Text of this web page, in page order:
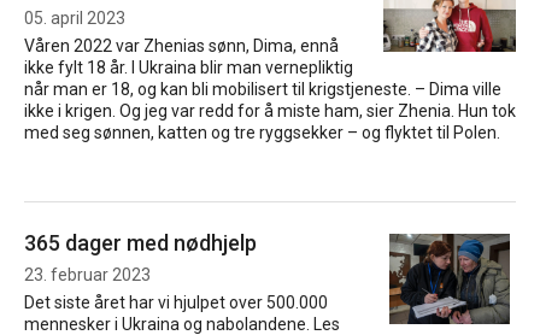
05. april 2023
Våren 2022 var Zhenias sønn, Dima, ennå
ikke fylt 18 år. I Ukraina blir man vernepliktig
når man er 18, og kan bli mobilisert til krigstjeneste. – Dima ville
ikke i krigen. Og jeg var redd for å miste ham, sier Zhenia. Hun tok
med seg sønnen, katten og tre ryggsekker – og flyktet til Polen.
365 dager med nødhjelp
23. februar 2023
Det siste året har vi hjulpet over 500.000
mennesker i Ukraina og nabolandene. Les